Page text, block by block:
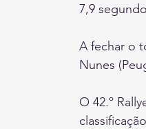
7,9
A fechar o
Nunes
O 42.º